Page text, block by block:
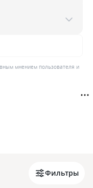
мнением пользователя и
Фильтры